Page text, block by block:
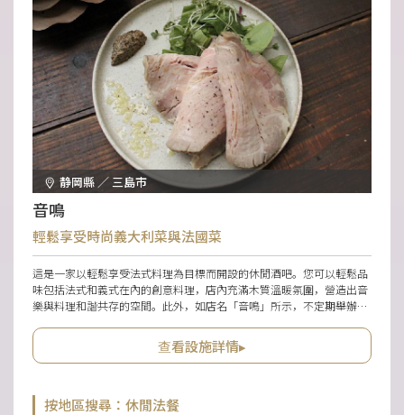
静岡縣 ／ 三島市
音鳴
輕鬆享受時尚義大利菜與法國菜
這是一家以輕鬆享受法式料理為目標而開設的休閒酒吧。您可以輕鬆品
味包括法式和義式在內的創意料理，店內充滿木質溫暖氛圍，營造出音
樂與料理和諧共存的空間。此外，如店名「音鳴」所示，不定期舉辦受
餐點。也可用於婚禮二次會、音樂活動等多種場合，並且備有適合演唱
會及DJ活動的空間。
查看設施詳情▸
按地區搜尋：休閒法餐